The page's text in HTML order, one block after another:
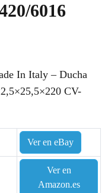
6016
In Italy – Ducha
CV-
Ver en eBay
Ver en
Amazon.es